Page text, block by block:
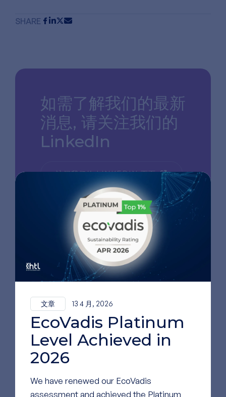
文章 13 4 月, 2026
EcoVadis Platinum
Level Achieved in
2026
We have renewed our EcoVadis
assessment and achieved the Platinum
SHARE
如需了解我们的最新
消息, 请关注我们的
LinkedIn
访问我们的 LINKEDIN 页面